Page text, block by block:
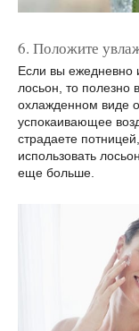
6. Положите
Если вы ежедневно
лосьон, то полезно
охлажденном виде
успокаивающее
страдаете
использовать
еще больше.